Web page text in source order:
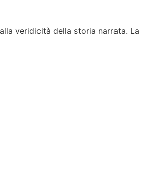
veridicità della storia narrata. La